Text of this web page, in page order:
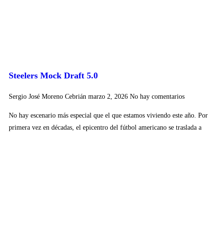
Steelers Mock Draft 5.0
Sergio José Moreno Cebrián marzo 2, 2026 No hay comentarios
No hay escenario más especial que el que estamos viviendo este año. Por
primera vez en décadas, el epicentro del fútbol americano se traslada a